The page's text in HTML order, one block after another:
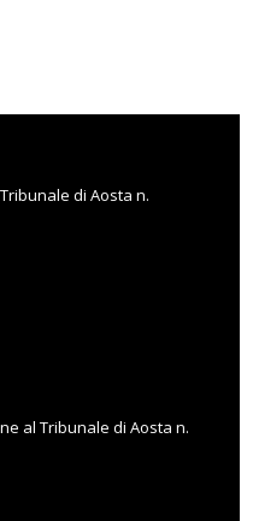
di Aosta n.
al Tribunale di Aosta n.